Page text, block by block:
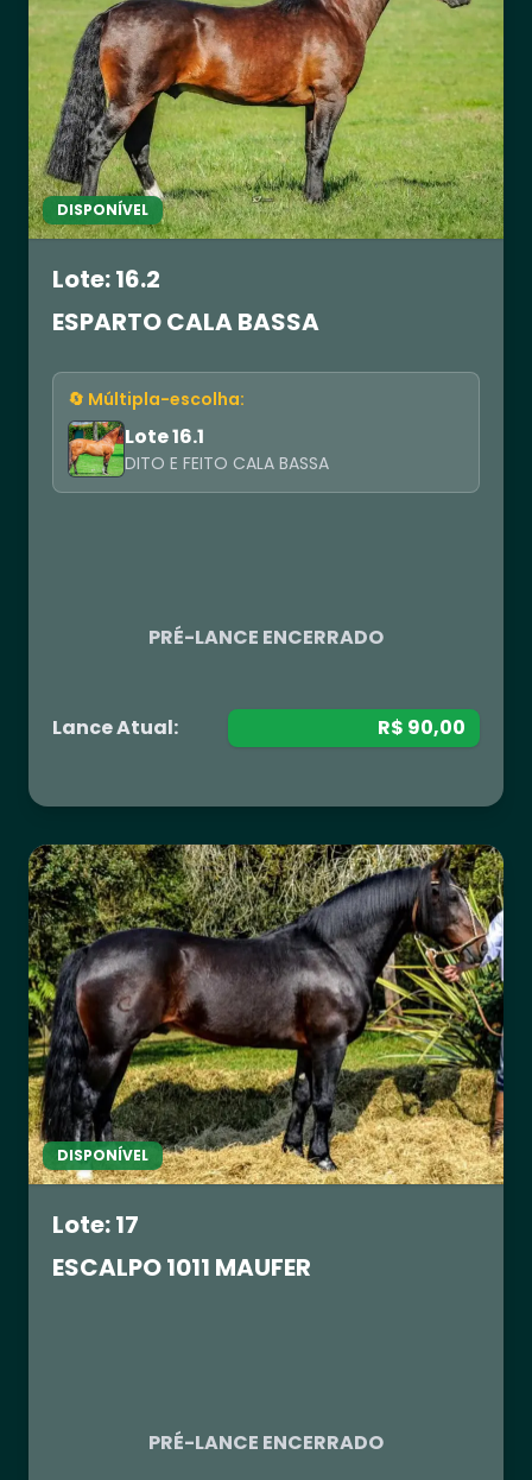
DISPONÍVEL
Lote: 16.2
ESPARTO CALA BASSA
🔄 Múltipla-escolha:
Lote 16.1
DITO E FEITO CALA BASSA
PRÉ-LANCE ENCERRADO
Lance Atual: R$ 90,00
DISPONÍVEL
Lote: 17
ESCALPO 1011 MAUFER
PRÉ-LANCE ENCERRADO